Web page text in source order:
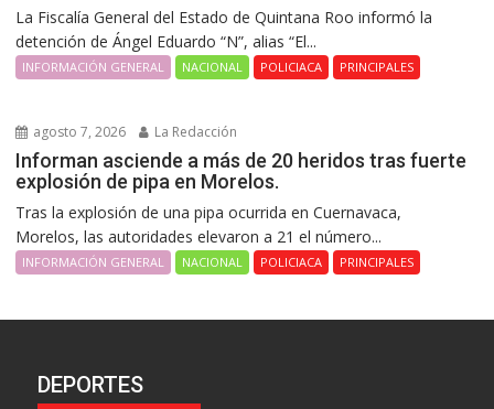
La Fiscalía General del Estado de Quintana Roo informó la
detención de Ángel Eduardo “N”, alias “El...
INFORMACIÓN GENERAL NACIONAL POLICIACA PRINCIPALES
agosto 7, 2026 La Redacción
Informan asciende a más de 20 heridos tras fuerte
explosión de pipa en Morelos.
Tras la explosión de una pipa ocurrida en Cuernavaca,
Morelos, las autoridades elevaron a 21 el número...
INFORMACIÓN GENERAL NACIONAL POLICIACA PRINCIPALES
DEPORTES